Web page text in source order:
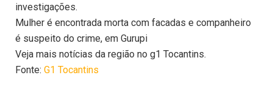
investigações.
Mulher é encontrada morta com facadas e companheiro
é suspeito do crime, em Gurupi
Veja mais notícias da região no g1 Tocantins.
Fonte: G1 Tocantins